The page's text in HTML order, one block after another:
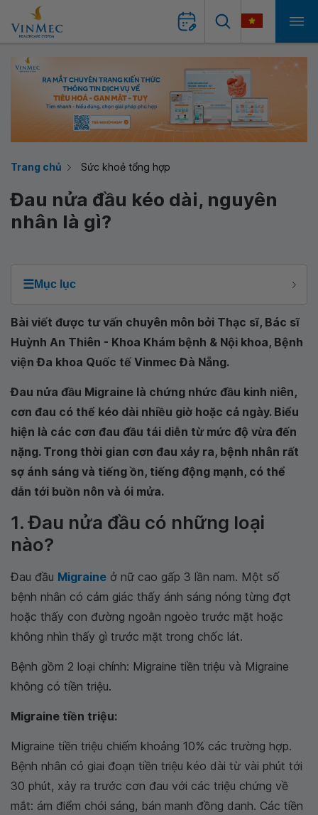
Trang chủ Sức khoẻ tổng hợp
Đau nửa đầu kéo dài, nguyên
nhân là gì?
☰Mục lục
Bài viết được tư vấn chuyên môn bởi Thạc sĩ, Bác sĩ
Huỳnh An Thiên - Khoa Khám bệnh & Nội khoa, Bệnh
viện Đa khoa Quốc tế Vinmec Đà Nẵng.
Đau nửa đầu Migraine là chứng nhức đầu kinh niên,
cơn đau có thể kéo dài nhiều giờ hoặc cả ngày. Biểu
hiện là các cơn đau đầu tái diễn từ mức độ vừa đến
nặng. Trong thời gian cơn đau xảy ra, bệnh nhân rất
sợ ánh sáng và tiếng ồn, tiếng động mạnh, có thể
dẫn tới buồn nôn và ói mửa.
1. Đau nửa đầu có những loại
nào?
Đau đầu Migraine ở nữ cao gấp 3 lần nam. Một số
bệnh nhân có cảm giác thấy ánh sáng nóng từng đợt
hoặc thấy con đường ngoằn ngoèo trước mặt hoặc
không nhìn thấy gì trước mặt trong chốc lát.
Bệnh gồm 2 loại chính: Migraine tiền triệu và Migraine
không có tiền triệu.
Migraine tiền triệu:
Migraine tiền triệu chiếm khoảng 10% các trường hợp.
Bệnh nhân có giai đoạn tiền triệu kéo dài từ vài phút tới
30 phút, xảy ra trước cơn đau với các triệu chứng về
mắt: ám điểm chói sáng, bán manh đồng danh. Các tiền